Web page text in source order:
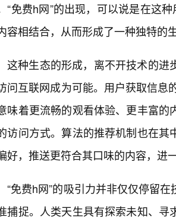
“免费h网”的出现，可以说是在这
容相结合，从而形成了一种独特的
这种生态的形成，离不开技术的进
问互联网成为可能。用户获取信息
味着更流畅的观看体验、更丰富
访问方式。算法的推荐机制也在
好，推送更符合其口味的内容，进
“免费h网”的吸引力并非仅仅停留
捕捉。人类天生具有探索未知、